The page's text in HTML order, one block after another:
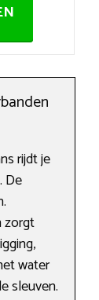
rijdt je
De
zorgt
water
sleuven.